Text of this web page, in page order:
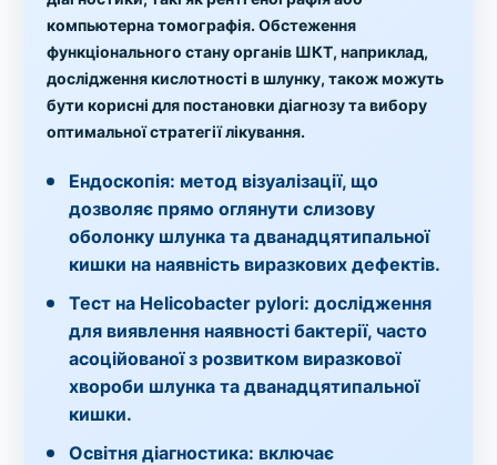
компьютерна томографія. Обстеження
функціонального стану органів ШКТ, наприклад,
дослідження кислотності в шлунку, також можуть
бути корисні для постановки діагнозу та вибору
оптимальної стратегії лікування.
Ендоскопія: метод візуалізації, що
дозволяє прямо оглянути слизову
оболонку шлунка та дванадцятипальної
кишки на наявність виразкових дефектів.
Тест на Helicobacter pylori: дослідження
для виявлення наявності бактерії, часто
асоційованої з розвитком виразкової
хвороби шлунка та дванадцятипальної
кишки.
Освітня діагностика: включає